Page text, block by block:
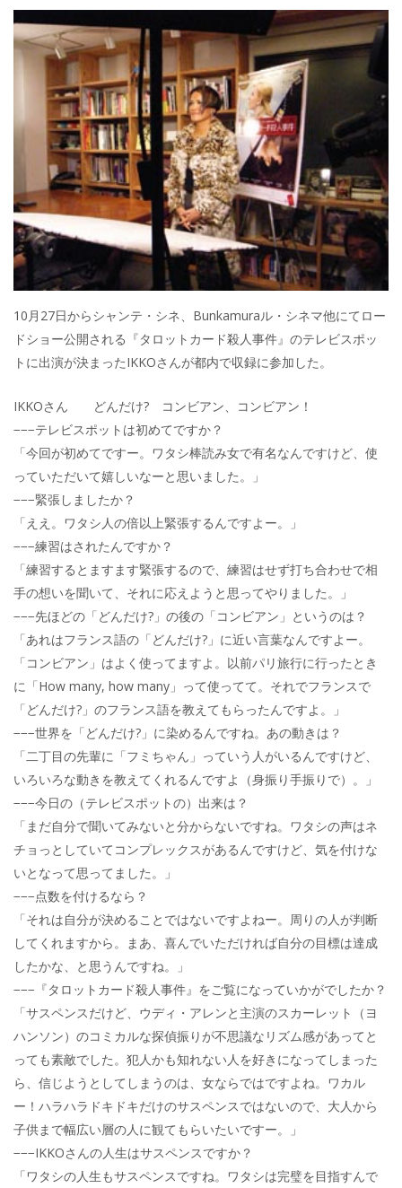
10月27日からシャンテ・シネ、Bunkamuraル・シネマ他にてロー
ドショー公開される『タロットカード殺人事件』のテレビスポッ
トに出演が決まったIKKOさんが都内で収録に参加した。
IKKOさん どんだけ? コンビアン、コンビアン！
−−−テレビスポットは初めてですか？
「今回が初めてですー。ワタシ棒読み女で有名なんですけど、使
っていただいて嬉しいなーと思いました。」
−−−緊張しましたか？
「ええ。ワタシ人の倍以上緊張するんですよー。」
−−−練習はされたんですか？
「練習するとますます緊張するので、練習はせず打ち合わせで相
手の想いを聞いて、それに応えようと思ってやりました。」
−−−先ほどの「どんだけ?」の後の「コンビアン」というのは？
「あれはフランス語の「どんだけ?」に近い言葉なんですよー。
「コンビアン」はよく使ってますよ。以前パリ旅行に行ったとき
に「How many, how many」って使ってて。それでフランスで
「どんだけ?」のフランス語を教えてもらったんですよ。」
−−−世界を「どんだけ?」に染めるんですね。あの動きは？
「二丁目の先輩に「フミちゃん」っていう人がいるんですけど、
いろいろな動きを教えてくれるんですよ（身振り手振りで）。」
−−−今日の（テレビスポットの）出来は？
「まだ自分で聞いてみないと分からないですね。ワタシの声はネ
チョっとしていてコンプレックスがあるんですけど、気を付けな
いとなって思ってました。」
−−−点数を付けるなら？
「それは自分が決めることではないですよねー。周りの人が判断
してくれますから。まあ、喜んでいただければ自分の目標は達成
したかな、と思うんですね。」
−−−『タロットカード殺人事件』をご覧になっていかがでしたか？
「サスペンスだけど、ウディ・アレンと主演のスカーレット（ヨ
ハンソン）のコミカルな探偵振りが不思議なリズム感があってと
っても素敵でした。犯人かも知れない人を好きになってしまった
ら、信じようとしてしまうのは、女ならではですよね。ワカル
ー！ハラハラドキドキだけのサスペンスではないので、大人から
子供まで幅広い層の人に観てもらいたいですー。」
−−−IKKOさんの人生はサスペンスですか？
「ワタシの人生もサスペンスですね。ワタシは完璧を目指すんで